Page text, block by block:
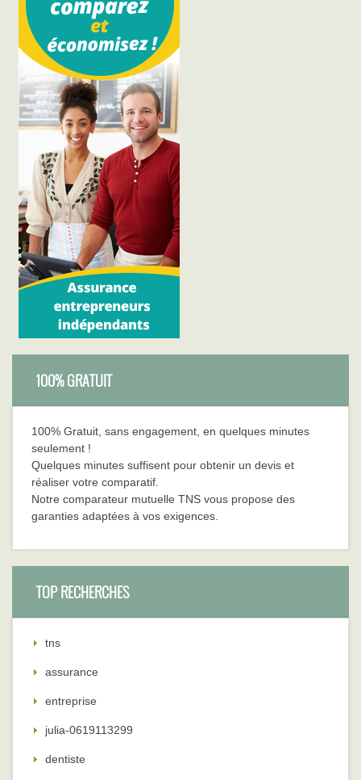
100% GRATUIT
100% Gratuit, sans engagement, en quelques minutes
seulement !
Quelques minutes suffisent pour obtenir un devis et
réaliser votre comparatif.
Notre comparateur mutuelle TNS vous propose des
garanties adaptées à vos exigences.
TOP RECHERCHES
tns
assurance
entreprise
julia-0619113299
dentiste